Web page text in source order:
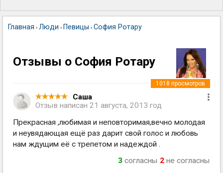
Главная › Люди › Певицы › София Ротару
Отзывы о София Ротару
Саша
Отзыв написан 21 августа, 2013 год
1018 просмотров
Прекрасная ,любимая и неповторимая,вечно молодая
и неувядающая ещё раз дарит свой голос и любовь
нам ждущим её с трепетом и надеждой .
3 согласны 2 не согласны